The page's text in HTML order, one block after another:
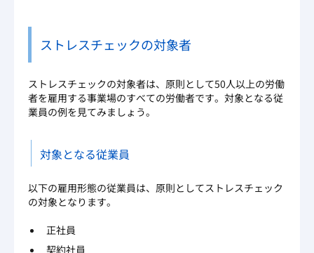
ストレスチェックの対象者
ストレスチェックの対象者は、原則として50人以上の労働
者を雇用する事業場のすべての労働者です。対象となる従
業員の例を見てみましょう。
対象となる従業員
以下の雇用形態の従業員は、原則としてストレスチェック
の対象となります。
正社員
契約社員